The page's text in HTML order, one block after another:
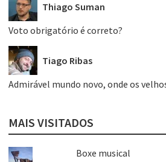
Thiago Suman
Voto obrigatório é correto?
Tiago Ribas
Admirável mundo novo, onde os
MAIS VISITADOS
Boxe musical